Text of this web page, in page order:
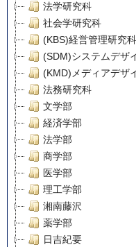
法学研究科
社会学研究科
(KBS)経営管理研究科
(SDM)システムデザ
(KMD)メディアデザ
法務研究科
文学部
経済学部
法学部
商学部
医学部
理工学部
湘南藤沢
薬学部
日吉紀要